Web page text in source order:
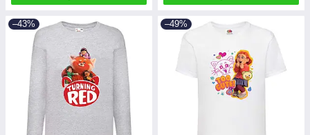
–43% –49%